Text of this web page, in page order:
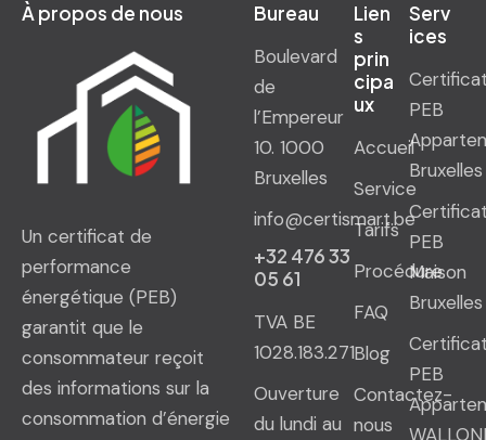
À propos de nous
Un certificat de
performance
énergétique (PEB)
garantit que le
consommateur reçoit
des informations sur la
consommation d’énergie
Bureau
Boulevard
de
l’Empereur
10. 1000
Bruxelles
info@certismart.be
+32 476 33
05 61
TVA BE
1028.183.271
Ouverture
du lundi au
Lien
s
prin
cipa
ux
Accueil
Service
Tarifs
Procédure
FAQ
Blog
Contactez-
nous
Serv
ices
PEB
Bruxelles
PEB
Maison
Bruxelles
PEB